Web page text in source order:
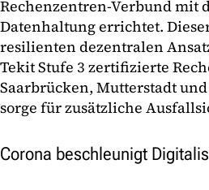
Rechenzentren-Verbund mit
Datenhaltung errichtet.
resilienten dezentralen
Tekit Stufe 3 zertifizierte
Saarbrücken, Mutterstadt
sorge für zusätzliche
Corona beschleunigt